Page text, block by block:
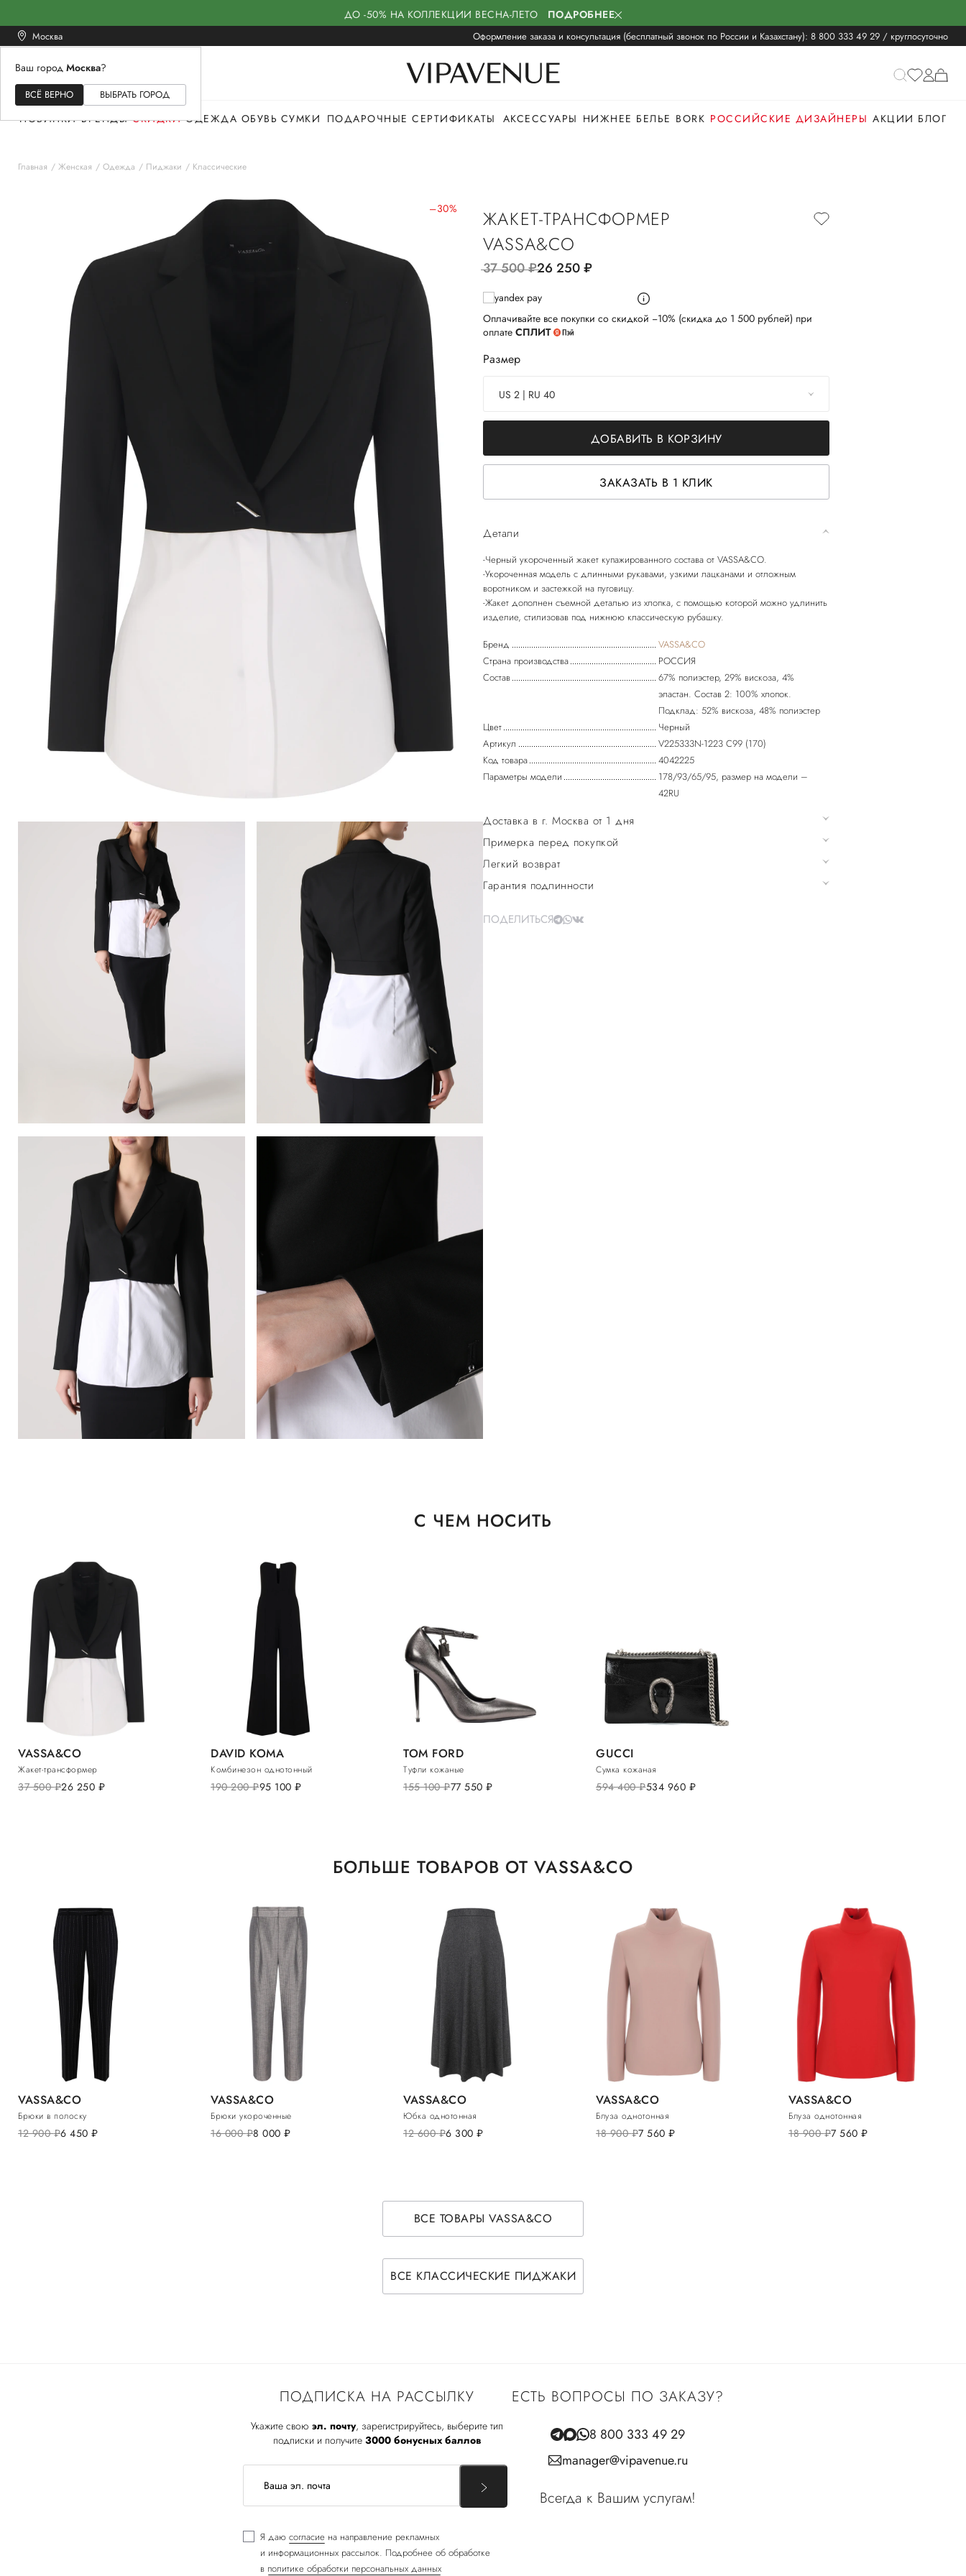
ДО -50% НА КОЛЛЕКЦИИ ВЕСНА-ЛЕТО ПОДРОБНЕЕ
Москва Оформление заказа и консультация (бесплатный звонок по России и Казахстану): 8 800 333 49 29 / круглосуточно
Ваш город Москва?
ВСЁ ВЕРНО ВЫБРАТЬ ГОРОД
ЖЕНСКОЕМУЖСКОЕ
НОВИНКИ БРЕНДЫ СКИДКИ ОДЕЖДА ОБУВЬ СУМКИ ПОДАРОЧНЫЕ СЕРТИФИКАТЫ АКСЕССУАРЫ НИЖНЕЕ БЕЛЬЕ BORK РОССИЙСКИЕ ДИЗАЙНЕРЫ АКЦИИ БЛОГ
Главная Женская Одежда Пиджаки Классические
–30%
ЖАКЕТ-ТРАНСФОРМЕР
VASSA&CO
37 500руб.26 250руб.
Оплачивайте все покупки со скидкой −10% (скидка до 1 500 рублей) при
оплате СПЛИТ
Размер
US 2 | RU 40
ДОБАВИТЬ В КОРЗИНУ
ЗАКАЗАТЬ В 1 КЛИК
Детали
-Черный укороченный жакет купажированного состава от VASSA&CO.
-Укороченная модель с длинными рукавами, узкими лацканами и отложным
воротником и застежкой на пуговицу.
-Жакет дополнен съемной деталью из хлопка, с помощью которой можно удлинить
Бренд
VASSA&CO
Страна производства
РОССИЯ
Состав
67% полиэстер, 29% вискоза, 4%
эластан. Состав 2: 100% хлопок.
Подклад: 52% вискоза, 48% полиэстер
Цвет
Черный
Артикул
V225333N-1223 C99 (170)
Код товара
4042225
Параметры модели
178/93/65/95, размер на модели –
42RU
Доставка в г. Москва от 1 дня
Примерка перед покупкой
Легкий возврат
Гарантия подлинности
ПОДЕЛИТЬСЯ
С ЧЕМ НОСИТЬ
VASSA&CO
Жакет-трансформер
37 500руб.26 250 руб.
DAVID KOMA
Комбинезон однотонный
190 200руб.95 100 руб.
TOM FORD
Туфли кожаные
155 100руб.77 550 руб.
GUCCI
Сумка кожаная
594 400руб.534 960 руб.
БОЛЬШЕ ТОВАРОВ ОТ VASSA&CO
VASSA&CO
Брюки в полоску
12 900руб.6 450 руб.
VASSA&CO
Брюки укороченные
16 000руб.8 000 руб.
VASSA&CO
Юбка однотонная
12 600руб.6 300 руб.
VASSA&CO
Блуза однотонная
18 900руб.7 560 руб.
VASSA&CO
Блуза однотонная
18 900руб.7 560 руб.
ВСЕ ТОВАРЫ VASSA&CO
ВСЕ КЛАССИЧЕСКИЕ ПИДЖАКИ
ПОДПИСКА НА РАССЫЛКУ
Укажите свою эл. почту, зарегистрируйтесь, выберите тип
подписки и получите 3000 бонусных баллов
Я даю согласие на направление рекламных
и информационных рассылок. Подробнее об обработке
в политике обработки персональных данных
ЕСТЬ ВОПРОСЫ ПО ЗАКАЗУ?
8 800 333 49 29
manager@vipavenue.ru
Всегда к Вашим услугам!